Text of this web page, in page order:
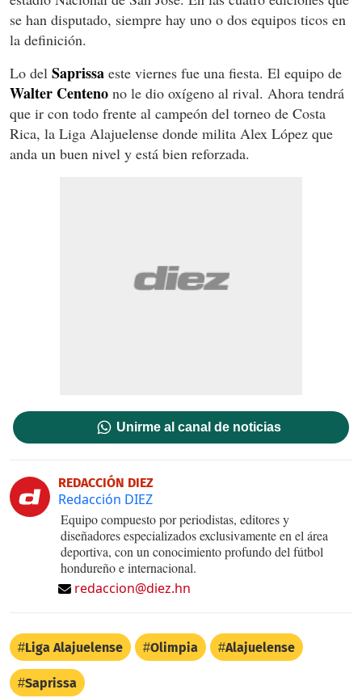
se han disputado, siempre hay uno o dos equipos ticos en
la definición.
Lo del Saprissa este viernes fue una fiesta. El equipo de
Walter Centeno no le dio oxígeno al rival. Ahora tendrá
que ir con todo frente al campeón del torneo de Costa
Rica, la Liga Alajuelense donde milita Alex López que
anda un buen nivel y está bien reforzada.
Unirme al canal de noticias
REDACCIÓN DIEZ
Redacción DIEZ
Equipo compuesto por periodistas, editores y
diseñadores especializados exclusivamente en el área
deportiva, con un conocimiento profundo del fútbol
hondureño e internacional.
redaccion@diez.hn
Liga Alajuelense Olimpia Alajuelense
Saprissa